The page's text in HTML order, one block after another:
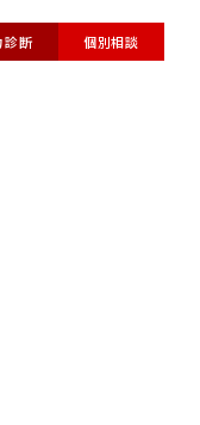
診断 個別相談